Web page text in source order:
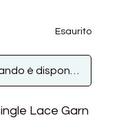
Esaurito
è disponibile
Lace Garn